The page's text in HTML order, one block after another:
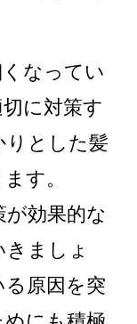
なってい
に対策す
りとした髪
す。
効果的な
ましょ
原因を突